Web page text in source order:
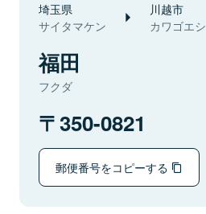
埼玉県
サイタマケン
川越市
カワゴエシ
福田
フクダ
350-0821
郵便番号をコピーする